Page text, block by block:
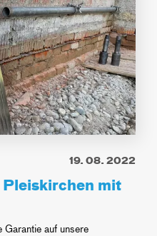
19. 08. 2022
mit
Garantie auf unsere